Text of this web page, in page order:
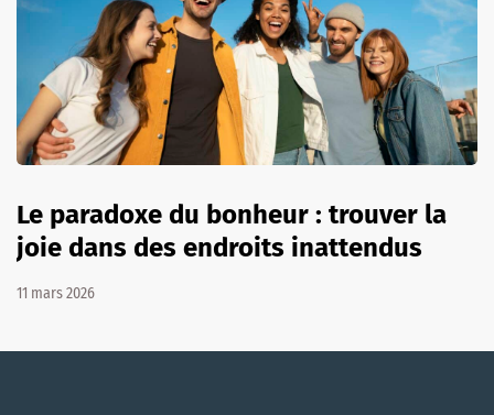
Le paradoxe du bonheur : trouver la
joie dans des endroits inattendus
11 mars 2026